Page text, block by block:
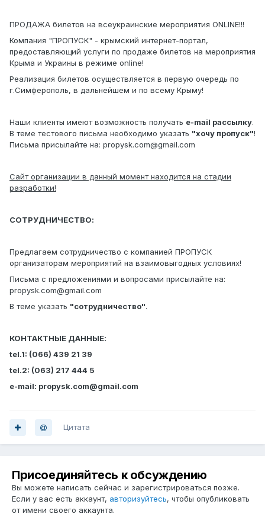
ПРОДАЖА билетов на всеукраинские мероприятия ONLINE!!!
Компания "ПРОПУСК" - крымский интернет-портал,
предоставляющий услуги по продаже билетов на мероприятия
Крыма и Украины в режиме online!
Реализация билетов осуществляется в первую очередь по
г.Симферополь, в дальнейшем и по всему Крыму!
Наши клиенты имеют возможность получать e-mail рассылку.
В теме тестового письма необходимо указать "хочу пропуск"!
Письма присылайте на: propysk.com@gmail.com
Сайт организации в данный момент находится на стадии
разработки!
СОТРУДНИЧЕСТВО:
Предлагаем сотрудничество с компанией ПРОПУСК
организаторам мероприятий на взаимовыгодных условиях!
Письма с предложениями и вопросами присылайте на:
propysk.com@gmail.com
В теме указать "сотрудничество".
КОНТАКТНЫЕ ДАННЫЕ:
tel.1: (066) 439 21 39
tel.2: (063) 217 444 5
e-mail: propysk.com@gmail.com
Цитата
Присоединяйтесь к обсуждению
Вы можете написать сейчас и зарегистрироваться позже.
Если у вас есть аккаунт, авторизуйтесь, чтобы опубликовать
от имени своего аккаунта.